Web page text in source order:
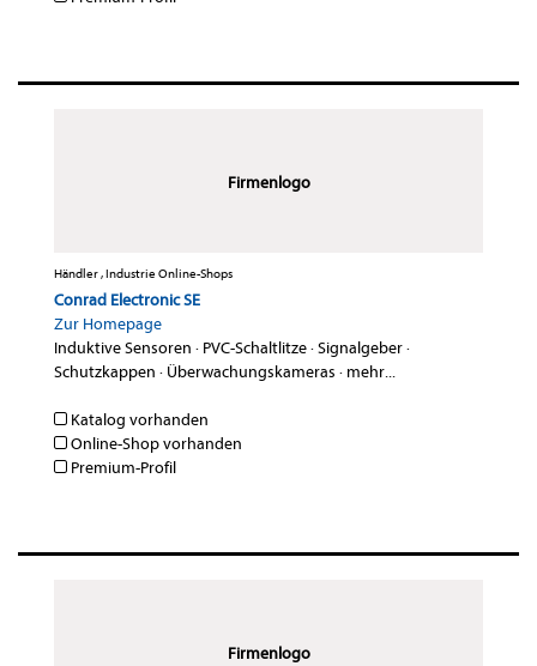
Firmenlogo
Händler , Industrie Online-Shops
Conrad Electronic SE
Zur Homepage
Induktive Sensoren · PVC-Schaltlitze·Signalgeber·
Schutzkappen · Überwachungskameras · mehr...
Katalog vorhanden
Online-Shop vorhanden
Premium-Profil
Firmenlogo